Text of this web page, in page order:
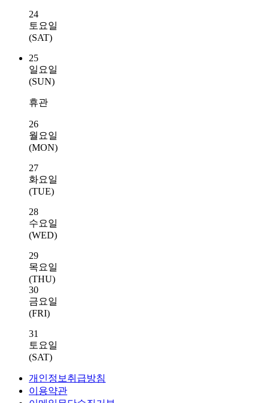
24
토요일
(SAT)
25
일요일
(SUN)
휴관
26
월요일
(MON)
27
화요일
(TUE)
28
수요일
(WED)
29
목요일
(THU)
30
금요일
(FRI)
31
토요일
(SAT)
개인정보취급방침
이용약관